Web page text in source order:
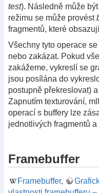
test). Následně může
režimu se může provést
fragmentů, které
Všechny tyto operace
nebo zakázat. Pokud
zakážeme, vykreslí se
jsou posílána do
postupně překreslovat)
Zapnutím texturování,
operací s buffery lze
jednotlivých fragmentů
Framebuffer
Framebuffer,